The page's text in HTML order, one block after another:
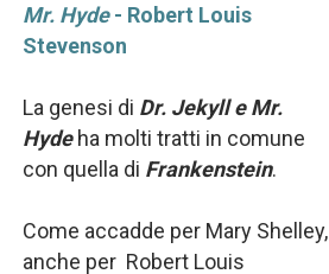
Mr. Hyde- Robert Louis
Stevenson
La genesi di Dr. Jekyll e Mr.
Hydeha molti tratti in comune
con quella di Frankenstein.
Come accadde per Mary Shelley,
anche per Robert Louis